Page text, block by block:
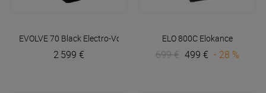
EVOLVE 70 Black Electro-Voice
2 599 €
ELO 800C Elokance
699 € 499 € - 28 %